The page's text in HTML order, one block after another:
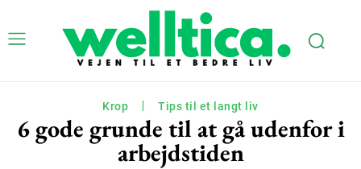
Krop Tips til et langt liv
6 gode grunde til at gå udenfor i
arbejdstiden